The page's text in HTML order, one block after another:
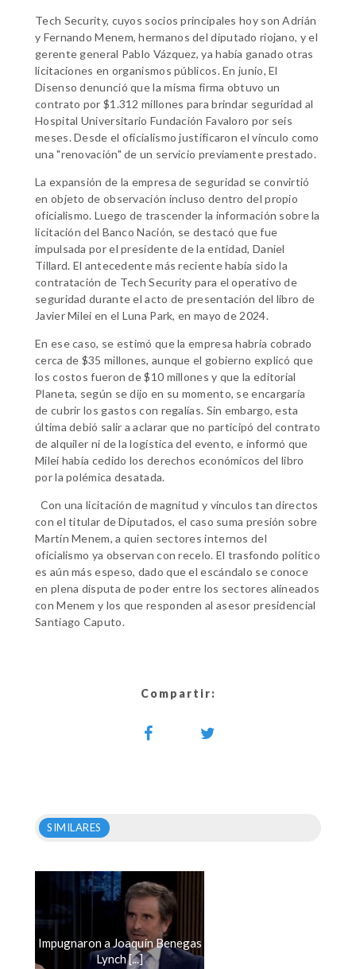
Tech Security, cuyos socios principales hoy son Adrián
y Fernando Menem, hermanos del diputado riojano, y el
gerente general Pablo Vázquez, ya había ganado otras
licitaciones en organismos públicos. En junio, El
Disenso denunció que la misma firma obtuvo un
contrato por $1.312 millones para brindar seguridad al
Hospital Universitario Fundación Favaloro por seis
meses. Desde el oficialismo justificaron el vínculo como
una "renovación" de un servicio previamente prestado.
La expansión de la empresa de seguridad se convirtió
en objeto de observación incluso dentro del propio
oficialismo. Luego de trascender la información sobre la
licitación del Banco Nación, se destacó que fue
impulsada por el presidente de la entidad, Daniel
Tillard. El antecedente más reciente había sido la
contratación de Tech Security para el operativo de
seguridad durante el acto de presentación del libro de
Javier Milei en el Luna Park, en mayo de 2024.
En ese caso, se estimó que la empresa habría cobrado
cerca de $35 millones, aunque el gobierno explicó que
los costos fueron de $10 millones y que la editorial
Planeta, según se dijo en su momento, se encargaría
de cubrir los gastos con regalías. Sin embargo, esta
última debió salir a aclarar que no participó del contrato
de alquiler ni de la logística del evento, e informó que
Milei había cedido los derechos económicos del libro
por la polémica desatada.
Con una licitación de magnitud y vínculos tan directos
con el titular de Diputados, el caso suma presión sobre
Martín Menem, a quien sectores internos del
oficialismo ya observan con recelo. El trasfondo político
es aún más espeso, dado que el escándalo se conoce
en plena disputa de poder entre los sectores alineados
con Menem y los que responden al asesor presidencial
Santiago Caputo.
Compartir:
SIMILARES
Impugnaron a Joaquín Benegas
Lynch [...]